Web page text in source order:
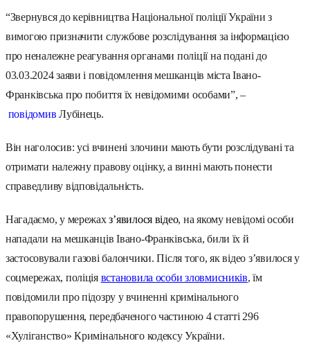
“Звернувся до керівництва Національної поліції України з
вимогою призначити службове розслідування за інформацією
про неналежне реагування органами поліції на подані до
03.03.2024 заяви і повідомлення мешканців міста Івано-
Франківська про побиття їх невідомими особами”, –
повідомив Лубінець.
Він наголосив: усі вчинені злочини мають бути розслідувані та
отримати належну правову оцінку, а винні мають понести
справедливу відповідальність.
Нагадаємо, у мережахз’явилося відео, на якому невідомі особи
нападали на мешканців Івано-Франківська, били їх й
застосовували газові балончики. Після того, як відео з’явилося у
соцмережах, поліція встановила особи зловмисників, їм
повідомили про підозру у вчиненні кримінального
правопорушення, передбаченого частиною 4 статті 296
«Хуліганство» Кримінального кодексу України.